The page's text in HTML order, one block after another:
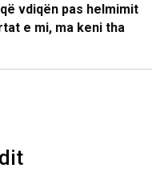
vdiqën pas helmimit
e mi, ma keni tha